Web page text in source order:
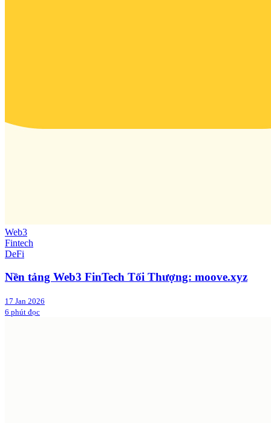
Web3
Fintech
DeFi
Nền tảng Web3 FinTech Tối Thượng: moove.xyz
17 Jan 2026
6 phút đọc